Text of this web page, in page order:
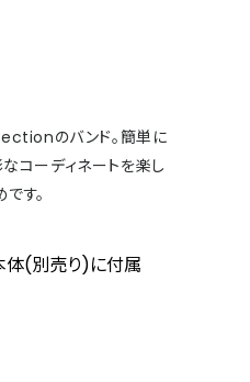
のバンド。簡単に
コーディネートを楽し
す。
体(別売り)に付属